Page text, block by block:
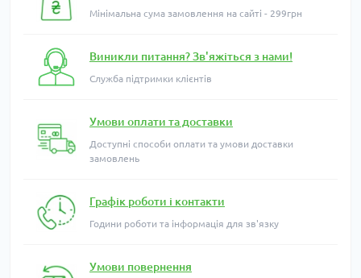
Мінімальна сума замовлення на сайті - 299грн
Виникли питання? Зв'яжіться з нами!
Служба підтримки клієнтів
Умови оплати та доставки
Доступні способи оплати та умови доставки
замовлень
Графік роботи і контакти
Години роботи та інформація для зв'язку
Умови повернення